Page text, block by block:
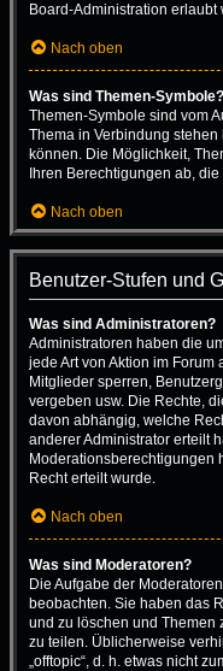
Board-Administration erlaubt
Nach oben
Was sind Themen-Symbole?
Themen-Symbole sind vom
Thema in Verbindung
können. Die Möglichkeit,
Ihren Berechtigungen ab,
Nach oben
Benutzer-Stufen und
Was sind Administratoren?
Administratoren haben die
jede Art von Aktion im
Mitglieder sperren,
vergeben usw. Die Rechte,
davon abhängig, welche
anderer Administrator erteilt
Moderationsberechtigungen
Recht erteilt wurde.
Nach oben
Was sind Moderatoren?
Die Aufgabe der
beobachten. Sie haben das
und zu löschen und Themen
zu teilen. Üblicherweise
„offtopic“, d. h. etwas nicht